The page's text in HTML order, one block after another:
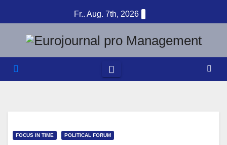
Inhalt
springen
Fr.. Aug. 7th, 2026
FOCUS IN TIME POLITICAL FORUM